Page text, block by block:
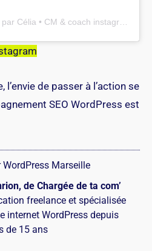
l’envie de passer à l’action se
SEO WordPress est
de Chargée de ta com’
freelance et spécialisée
internet WordPress depuis
de 15 ans